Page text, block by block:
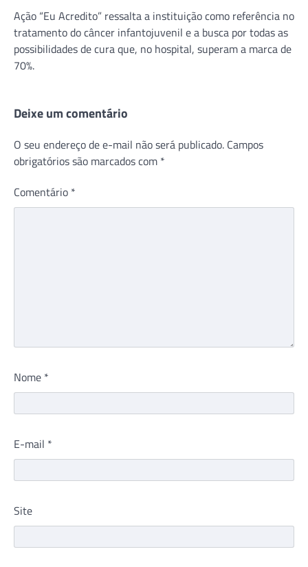
Ação “Eu Acredito” ressalta a instituição como referência no
tratamento do câncer infantojuvenil e a busca por todas as
possibilidades de cura que, no hospital, superam a marca de
70%.
Deixe um comentário
O seu endereço de e-mail não será publicado. Campos
obrigatórios são marcados com *
Comentário *
Nome *
E-mail *
Site